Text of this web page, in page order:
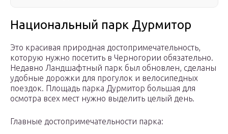
Национальный парк Дурмитор
Это красивая природная достопримечательность,
которую нужно посетить в Черногории обязательно.
Недавно Ландшафтный парк был обновлен, сделаны
удобные дорожки для прогулок и велосипедных
поездок. Площадь парка Дурмитор большая для
осмотра всех мест нужно выделить целый день.
Главные достопримечательности парка: